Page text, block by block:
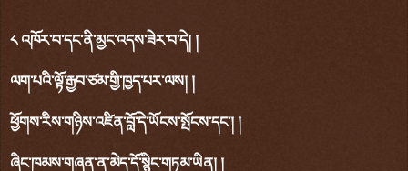
༨ འཁོར་བ་དང་ནི་མྱང་འདས་ཟེར་བ་དེ། །
ལག་པའི་ལྟོ་རྒྱབ་ཙམ་གྱི་ཁྱད་པར་ལས། །
ཕྱོགས་རིས་གཉིས་འཛིན་བློ་དེ་ཡོངས་སྤོངས་དང་། །
ཞིང་ཁམས་གཞན་ན་མེད་དོ་སྙིང་གཏམ་ཡིན། །